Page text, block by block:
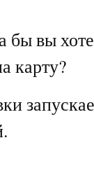
бы вы
карту?